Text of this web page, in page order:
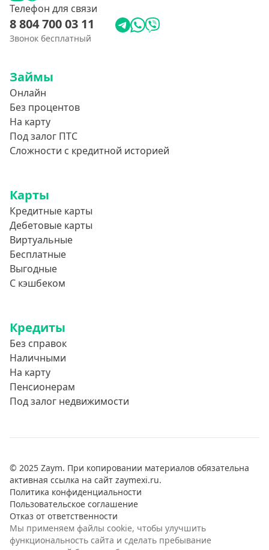
Телефон для связи
8 804 700 03 11
Звонок бесплатный
Займы
Онлайн
Без процентов
На карту
Под залог ПТС
Сложности с кредитной историей
Карты
Кредитные карты
Дебетовые карты
Виртуальные
Бесплатные
Выгодные
С кэшбеком
Кредиты
Без справок
Наличными
На карту
Пенсионерам
Под залог недвижимости
© 2025 Zaym. При копировании материалов обязательна
активная ссылка на сайт zaymexi.ru.
Политика конфиденциальности
Пользовательское соглашение
Отказ от ответственности
Мы применяем файлы cookie, чтобы улучшить
функциональность сайта и сделать пребывание